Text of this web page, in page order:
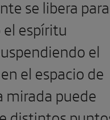
se libera para
espíritu
el
el espacio de
puede